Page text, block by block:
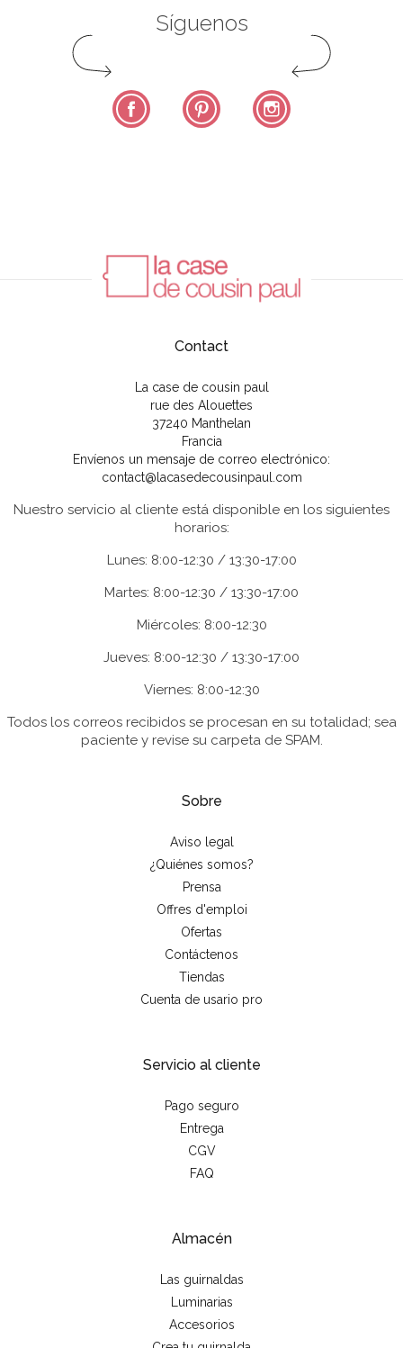
Síguenos
Facebook Pinterest
Contact
La case de cousin paul
rue des Alouettes
37240 Manthelan
Francia
Envíenos un mensaje de correo electrónico:
contact@lacasedecousinpaul.com
Nuestro servicio al cliente está disponible en los siguientes
horarios:
Lunes: 8:00-12:30 / 13:30-17:00
Martes: 8:00-12:30 / 13:30-17:00
Miércoles: 8:00-12:30
Jueves: 8:00-12:30 / 13:30-17:00
Viernes: 8:00-12:30
Todos los correos recibidos se procesan en su totalidad; sea
paciente y revise su carpeta de SPAM.
Sobre
Aviso legal
¿Quiénes somos?
Prensa
Offres d'emploi
Ofertas
Contáctenos
Tiendas
Cuenta de usario pro
Servicio al cliente
Pago seguro
Entrega
CGV
FAQ
Almacén
Las guirnaldas
Luminarias
Accesorios